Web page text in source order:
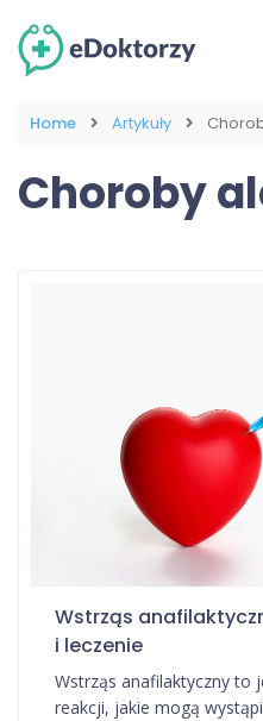
Home Artykuły
Choroby
Wstrząs
i leczenie
Wstrząs anafilaktyczny to
reakcji, jakie mogą